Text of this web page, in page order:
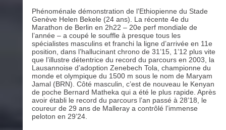
Phénoménale démonstration de l’Ethiopienne du Stade
Genève Helen Bekele (24 ans). La récente 4e du
Marathon de Berlin en 2h22 – 20e perf mondiale de
l’année – a coupé le souffle à presque tous les
spécialistes masculins et franchi la ligne d’arrivée en 11e
position, dans l’hallucinant chrono de 31’15, 1’12 plus vite
que l’illustre détentrice du record du parcours en 2003, la
Lausannoise d’adoption Zenebech Tola, championne du
monde et olympique du 1500 m sous le nom de Maryam
Jamal (BRN). Côté masculin, c’est de nouveau le Kenyan
de poche Bernard Matheka qui a été le plus rapide. Après
avoir établi le record du parcours l’an passé à 28’18, le
coureur de 29 ans de Malleray a contrôlé l’immense
peloton en 29’24.